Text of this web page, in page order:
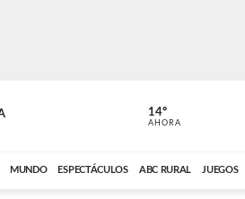
ABC CARDINAL
14º
AHORA
MUNDO ESPECTÁCULOS ABC RURAL JUEGOS